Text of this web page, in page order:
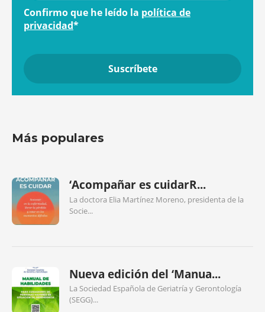
Confirmo que he leído la política de
privacidad*
Más populares
‘Acompañar es cuidarR...
La doctora Elia Martínez Moreno, presidenta de la
Socie...
Nueva edición del ‘Manua...
La Sociedad Española de Geriatría y Gerontología
(SEGG)...